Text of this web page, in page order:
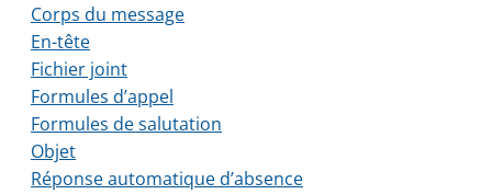
Corps du message
En-tête
Fichier joint
Formules d’appel
Formules de salutation
Objet
Réponse automatique d’absence